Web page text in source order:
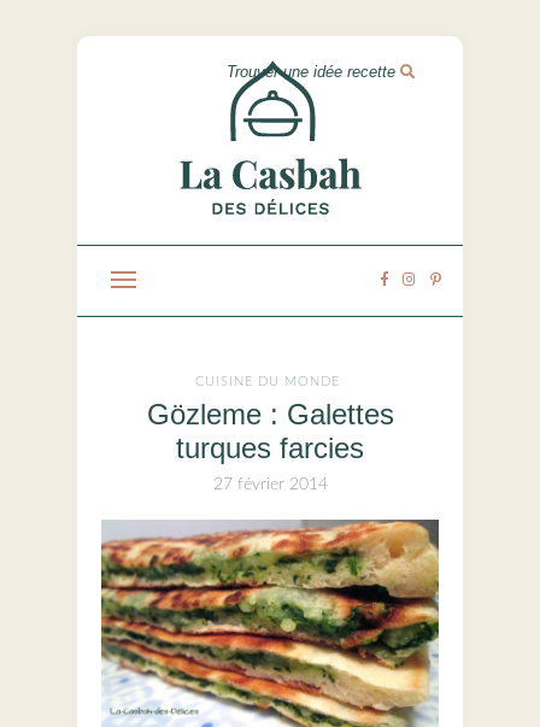
CUISINE DU MONDE
Gözleme : Galettes
turques farcies
27 février 2014